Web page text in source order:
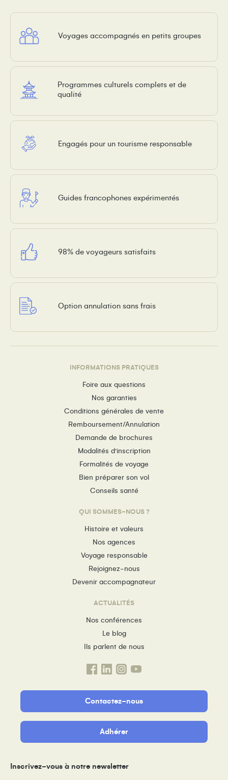
Voyages accompagnés en petits groupes
Programmes culturels complets et de
qualité
Engagés pour un tourisme responsable
Guides francophones expérimentés
98% de voyageurs satisfaits
Option annulation sans frais
INFORMATIONS PRATIQUES
Foire aux questions
Nos garanties
Conditions générales de vente
Remboursement/Annulation
Demande de brochures
Modalités d’inscription
Formalités de voyage
Bien préparer son vol
Conseils santé
QUI SOMMES-NOUS ?
Histoire et valeurs
Nos agences
Voyage responsable
Rejoignez-nous
Devenir accompagnateur
ACTUALITÉS
Nos conférences
Le blog
Ils parlent de nous
Contactez-nous
Adhérer
Inscrivez-vous à notre newsletter